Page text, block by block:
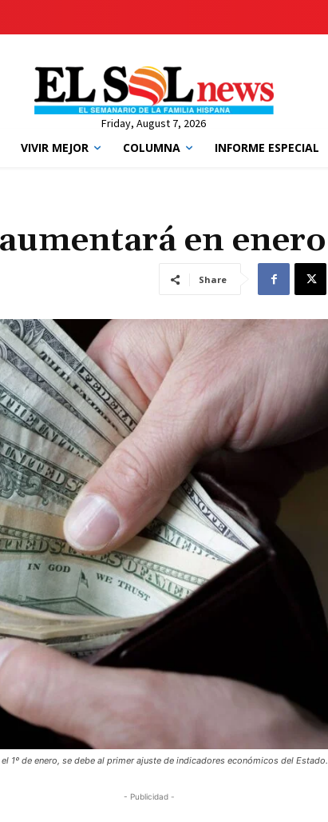
Friday, August 7, 2026
VIVIR MEJOR COLUMNA INFORME ESPECIAL
en enero
Share
1º de enero, se debe al primer ajuste de indicadores económicos del Estado.
- Publicidad -